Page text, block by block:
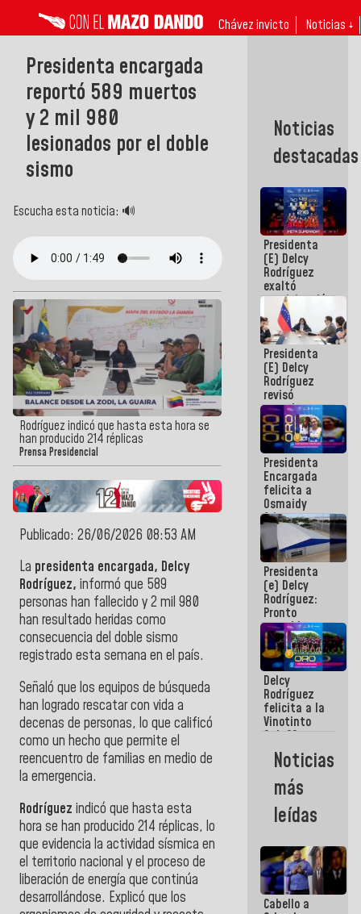
Chávez invicto Noticias ↓
Presidenta encargada
reportó 589 muertos
y 2 mil 980
lesionados por el doble
sismo
Escucha esta noticia: 🔊
Rodríguez indicó que hasta esta hora se
han producido 214 réplicas
Prensa Presidencial
Publicado: 26/06/2026 08:53 AM
La presidenta encargada, Delcy
Rodríguez, informó que 589
personas han fallecido y 2 mil 980
han resultado heridas como
consecuencia del doble sismo
registrado esta semana en el país.
Señaló que los equipos de búsqueda
han logrado rescatar con vida a
decenas de personas, lo que calificó
como un hecho que permite el
reencuentro de familias en medio de
la emergencia.
Rodríguez indicó que hasta esta
hora se han producido 214 réplicas, lo
que evidencia la actividad sísmica en
el territorio nacional y el proceso de
liberación de energía que continúa
desarrollándose. Explicó que los
Noticias
destacadas
Presidenta
(E) Delcy
Rodríguez
exaltó
participación
de
Venezuela
en Juegos
Centroamericanos
y del Caribe
2026
Presidenta
(E) Delcy
Rodríguez
revisó
agenda
económica y
ejecución de
fondos de
emergencia
post-sismos
Presidenta
Encargada
felicita a
Osmaidy
Arias y
Giraly
Marcano por
hacer
historia en
los
Centroamericanos
Presidenta
(e) Delcy
Rodríguez:
Pronto
restableceremos
las
operaciones
en el
Aeropuerto
Internacional
de
Maiquetía
Delcy
Rodríguez
felicita a la
Vinotinto
Sub 20
campeona
frente
México Sub
23 en los
Centroamericanos
Noticias
más
leídas
Cabello a